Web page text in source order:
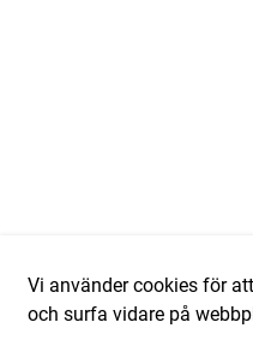
Vi använder cookies för
och surfa vidare på